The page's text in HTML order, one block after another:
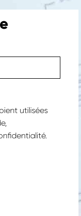
utilisées